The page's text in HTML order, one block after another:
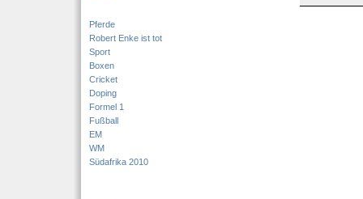
Pferde
Robert Enke ist tot
Sport
Boxen
Cricket
Doping
Formel 1
Fußball
EM
WM
Südafrika 2010